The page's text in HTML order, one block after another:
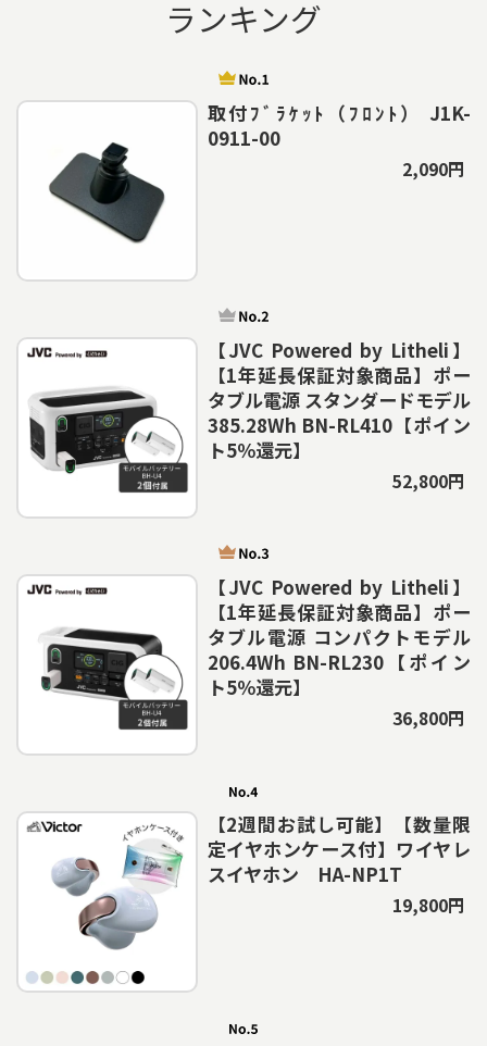
ランキング
取付ﾌﾞﾗｹｯﾄ（ﾌﾛﾝﾄ） J1K-
0911-00
2,090円
【JVC Powered by Litheli】
【1年延長保証対象商品】ポー
タブル電源 スタンダードモデル
385.28Wh BN-RL410【ポイン
ト5％還元】
52,800円
【JVC Powered by Litheli】
【1年延長保証対象商品】ポー
タブル電源 コンパクトモデル
206.4Wh BN-RL230【ポイン
ト5％還元】
36,800円
【2週間お試し可能】【数量限
定イヤホンケース付】ワイヤレ
スイヤホン HA-NP1T
19,800円